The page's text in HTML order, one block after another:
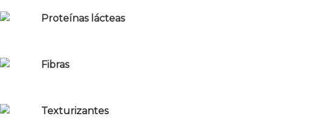
Proteínas lácteas
Fibras
Texturizantes